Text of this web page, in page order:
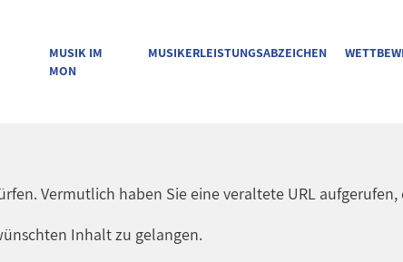
MUSIK IM
MON
MUSIKERLEISTUNGSABZEICHEN
Vermutlich haben Sie eine veraltete URL
Inhalt zu gelangen.